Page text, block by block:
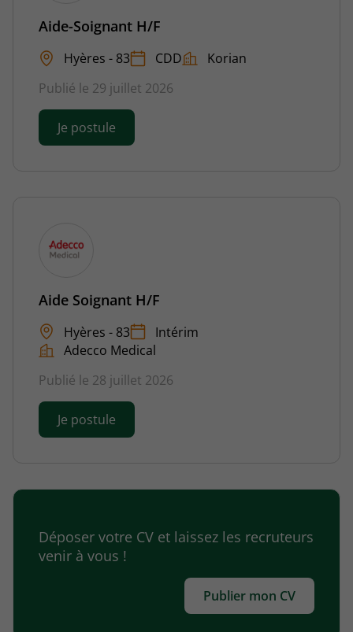
Aide-Soignant H/F
Hyères - 83 CDD
Korian
Publié le 29 juillet 2026
Je postule
Aide Soignant H/F
Hyères - 83
Intérim
Adecco Medical
Publié le 28 juillet 2026
Je postule
Déposer votre CV et laissez les recruteurs
venir à vous !
Publier mon CV